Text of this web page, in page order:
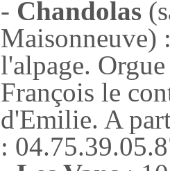
- Chandolas
Maisonneuve)
l'alpage.
François le
d'Emilie. A
: